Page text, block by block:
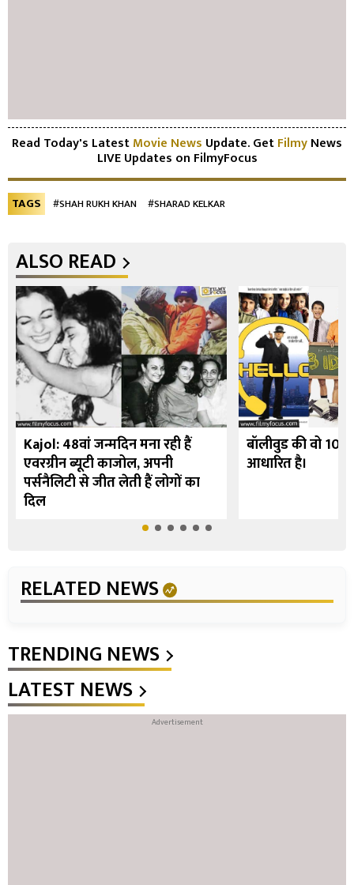
Read Today's LatestMovie News Update. GetFilmyNews
LIVE Updates on FilmyFocus
TAGS #SHAH RUKH KHAN #SHARAD KELKAR
ALSO READ
Kajol: 48वां जन्मदिन मना रही हैं
एवरग्रीन ब्यूटी काजोल, अपनी
पर्सनैलिटी से जीत लेती हैं लोगों का
दिल
बॉलीवुड की वो 10
आधारित है।
RELATED NEWS
TRENDING NEWS
LATEST NEWS